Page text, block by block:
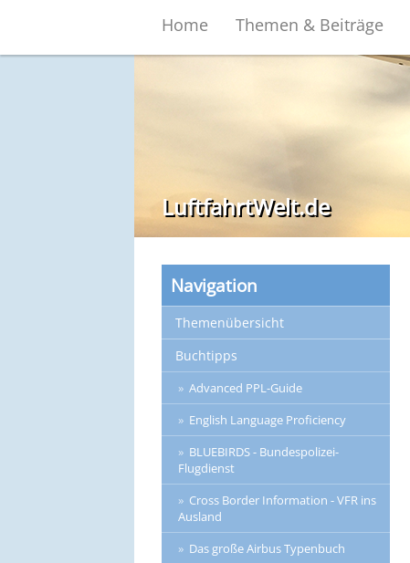
Home Themen & Beiträge
LuftfahrtWelt.de
Navigation
Themenübersicht
Buchtipps
Advanced PPL-Guide
English Language Proficiency
BLUEBIRDS - Bundespolizei-
Flugdienst
Cross Border Information - VFR ins
Ausland
Das große Airbus Typenbuch